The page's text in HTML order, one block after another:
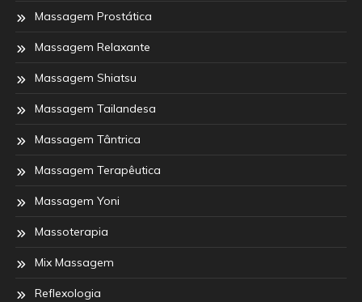
Massagem Prostática
Massagem Relaxante
Massagem Shiatsu
Massagem Tailandesa
Massagem Tântrica
Massagem Terapêutica
Massagem Yoni
Massoterapia
Mix Massagem
Reflexologia